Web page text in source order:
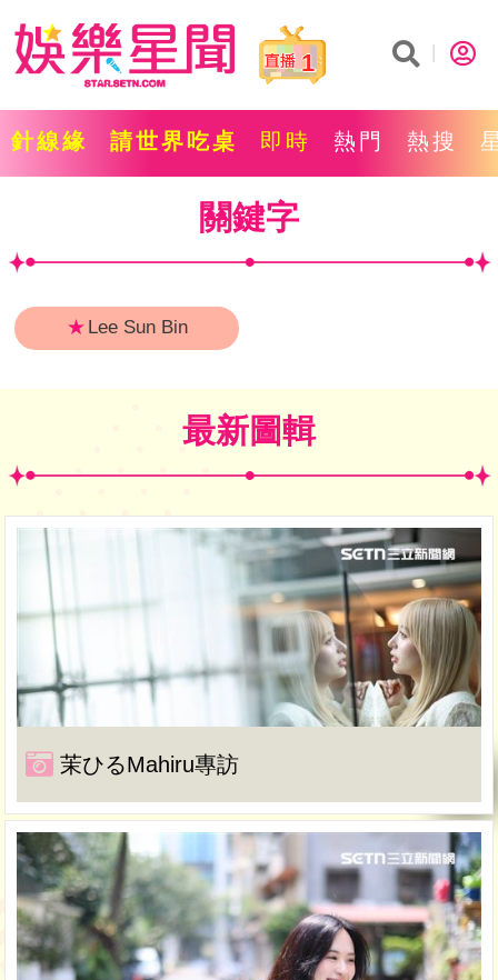
1
針線緣 請世界吃桌 即時 熱門 熱搜
關鍵字
★ Lee Sun Bin
最新圖輯
茉ひるMahiru專訪